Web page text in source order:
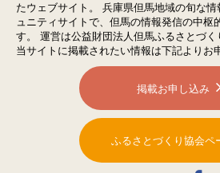
たウェブサイト。
兵庫県但馬地域の旬な情
ュニティサイトで、 但馬の情報発信の中枢
す。
運営は公益財団法人但馬ふるさとづく
当サイトに掲載されたい情報は下記よりお
掲載お申し込み
ふるさとづくり協会ペ